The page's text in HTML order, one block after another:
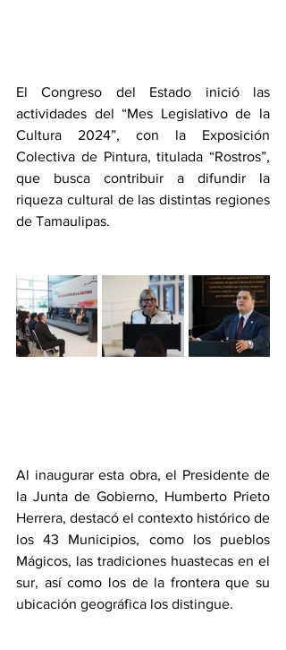
El Congreso del Estado inició las
actividades del “Mes Legislativo de la
Cultura 2024”, con la Exposición
Colectiva de Pintura, titulada “Rostros”,
que busca contribuir a difundir la
riqueza cultural de las distintas regiones
de Tamaulipas.
Al inaugurar esta obra, el Presidente de
la Junta de Gobierno, Humberto Prieto
Herrera, destacó el contexto histórico de
los 43 Municipios, como los pueblos
Mágicos, las tradiciones huastecas en el
sur, así como los de la frontera que su
ubicación geográfica los distingue.